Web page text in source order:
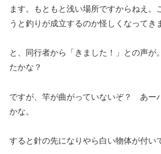
ます。もともと浅い場所ですからねえ。
うと釣りが成立するのか怪しくなってき
と、同行者から「きました！」との声が
たかな？
ですが、竿が曲がっていないぞ？ あー
かな。
すると針の先になりやら白い物体が付い